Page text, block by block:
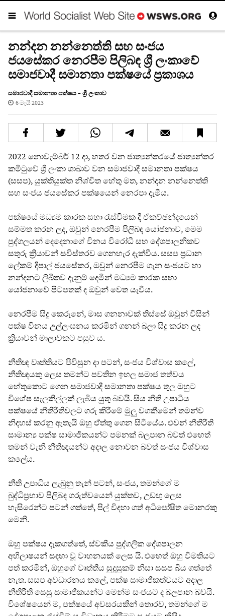
නන්දන නන්නෙත්ති සහ සංජය
ජයසේකර නෙරපීම පිලිබඳ ශ්‍රී ලංකාවේ
සමාජවාදී සමානතා පක්ෂයේ ප්‍රකාශය
සමාජවාදී සමානතා පක්ෂය – ශ්‍රී ලංකාව
6 මැයි 2023
2022 නොවැම්බර් 12 දා, හතර වන ජාත්‍යන්තරයේ ජාත්‍යන්තර
කමිටුවේ ශ්‍රී ලංකා ශාඛාව වන සමාජවාදී සමානතා පක්ෂය
(සසප), යුක්තියුක්ත නිශ්චිත හේතු මත, නන්දන නන්නෙත්ති
සහ සංජය ජයසේකර පක්ෂයෙන් නෙරපා දැමීය.
පක්ෂයේ මධ්‍යම කාරක සභා රැස්වීමක දී ඒකච්ඡන්දයෙන්
සම්මත කරන ලද, ඔවුන් නෙරපීම පිලිබඳ යෝජනාව, මෙම
පුද්ගලයන් දෙදෙනාගේ විනය විරෝධී සහ දේශපාලනිකව
සතුරු ක්‍රියාවන් සවිස්තරව ගෙනහැර දැක්වීය. සසප ප්‍රධාන
ලේකම් දීපාල් ජයසේකර, ඔවුන් නෙරපීම ගැන සංජයට හා
නන්දනට ලිඛිතව දැනුම් දෙමින් මධ්‍යම කාරක සභා
යෝජනාවේ පිටපතක් ද ඔවුන් වෙත යැවීය.
නෙරපීම සිදු කෙරුනේ, මාස ගනනාවක් තිස්සේ ඔවුන් විසින්
පක්ෂ විනය උල්ලංඝනය කරමින් ගනන් බලා සිදු කරන ලද
ක්‍රියාවන් මාලාවකට පසුව ය.
නීතිඥ වෘත්තියට පිවිසුන දා පටන්, සංජය විශ්වාස කලේ,
නීතිඥයකු ලෙස තමන්ට පවතින ඉහල සමාජ තත්වය
හේතුකොට ගෙන සමාජවාදී සමානතා පක්ෂය තුල ඔහුට
විශේෂ සැලකිල්ලක් ලැබිය යුතු බවයි. සිය නීති උපාධිය
පක්ෂයේ නීතිරීතිවලට ගරු කිරීමේ මුලු වගකීමෙන් තමන්ව
නිදහස් කරනු ඇතැයි ඔහු ඒත්තු ගෙන සිටියේය. එවන් නීතිරීති
සාමාන්‍ය පක්ෂ සාමාජිකයන්ට පමනක් බලපාන බවත් එහෙත්
තමන් වැනි නීතිඥයන්ට අදාල නොවන බවත් සංජය විශ්වාස
කලේය.
නීති උපාධිය ලැබුනු තැන් පටන්, සංජය, තමන්ගේ ම
බුද්ධිප්‍රභාව පිලිබඳ ගරුත්වයෙන් යුක්තව, උඩඟු ලෙස
හැසිරෙන්ට පටන් ගත්තේ, පිල් විදහා ගත් අධිපෝෂිත මොනරකු
මෙනි.
ඔහු පක්ෂය දැකගත්තේ, ස්වකීය පුද්ගලික දේශපාලන
අභිලාෂයන් සඳහා වූ වාහනයක් ලෙස යි. එහෙත් ඔහු විමතියට
පත් කරමින්, ඔහුගේ වෘත්තීය සුදුසුකම් නිසා සසප බිය ගත්තේ
නැත. සසප අවධාරනය කලේ, පක්ෂ සාමාජිකත්වයට අදාල
නීතිරීති සෙසු සාමාජිකයන්ට මෙන්ම සංජයට ද බලපාන බවයි.
විශේෂයෙන් ම, පක්ෂයේ අවසරයකින් තොරව, තමන්ගේ ම